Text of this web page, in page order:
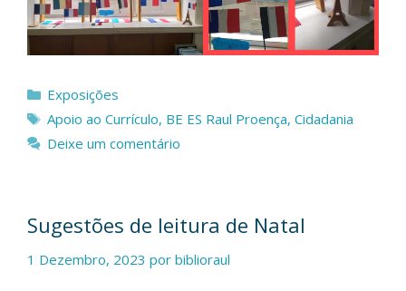
Categorias
Exposições
Etiquetas
Apoio ao Currículo, BE ES Raul Proença, Cidadania
Deixe um comentário
Sugestões de leitura de Natal
1 Dezembro, 2023 por biblioraul